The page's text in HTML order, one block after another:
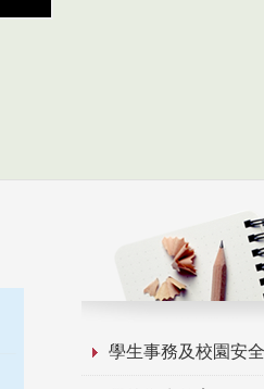
學生事務及校園安全